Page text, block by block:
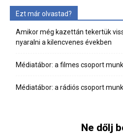
Ezt már olvastad?
Amikor még kazettán tekertük
nyaralni a kilencvenes években
Médiatábor: a filmes csoport
Médiatábor: a rádiós csoport
Ne dőlj